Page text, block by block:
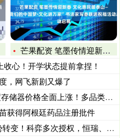
芒果配资 笔墨传情迎新春&#32;文化惠民暖泰山——
收心！开学状态提前拿捏！
，网飞新剧又爆了
器价格全面上涨！多品类增幅创
获得阿根廷药品注册批件
科弈多次授权，恒瑞、百济等引